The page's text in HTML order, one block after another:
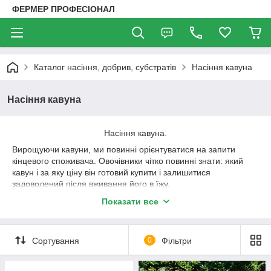
ФЕРМЕР ПРОФЕСІОНАЛ
Каталог насіння, добрив, субстратів Насіння кавуна
Насіння кавуна
Насіння кавуна.
Вирощуючи кавуни, ми повинні орієнтуватися на запити
кінцевого споживача. Овочівники чітко повинні знати: який
кавун і за яку ціну він готовий купити і залишитися
задоволений після вживання його в їжу.
Сортові характеристики арбузов:
Розмір – великий, середній і малий
Зовнішня фарбування – світло-зелений, темно-
Показати все
Сортування 0 Фільтри